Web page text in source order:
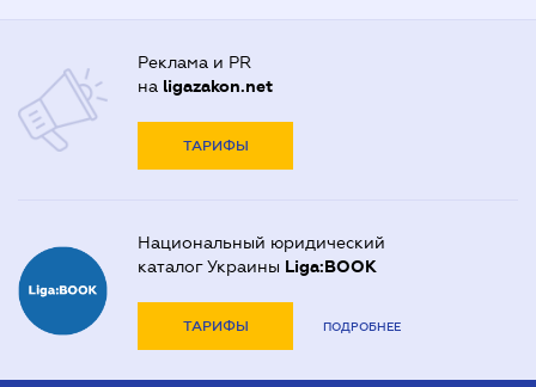
Реклама и PR
на ligazakon.net
ТАРИФЫ
Национальный юридический
каталог Украины Liga:BOOK
ТАРИФЫ ПОДРОБНЕЕ